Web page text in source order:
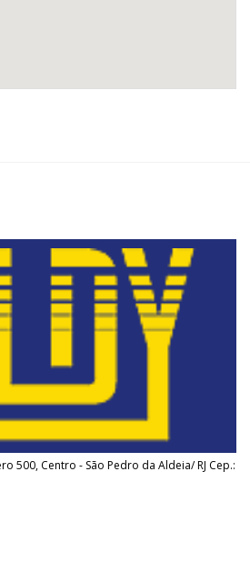
500, Centro - São Pedro da Aldeia/ RJ Cep.: